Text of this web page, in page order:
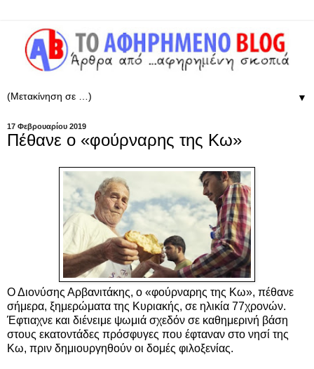
▼
17 Φεβρουαρίου 2019
Πέθανε ο «φούρναρης της Κω»
Ο Διονύσης Αρβανιτάκης, ο «φούρναρης της Κω», πέθανε
σήμερα, ξημερώματα της Κυριακής, σε ηλικία 77χρονών.
Έφτιαχνε και διένειμε ψωμιά σχεδόν σε καθημερινή βάση
στους εκατοντάδες πρόσφυγες που έφταναν στο νησί της
Κω, πριν δημιουργηθούν οι δομές φιλοξενίας.